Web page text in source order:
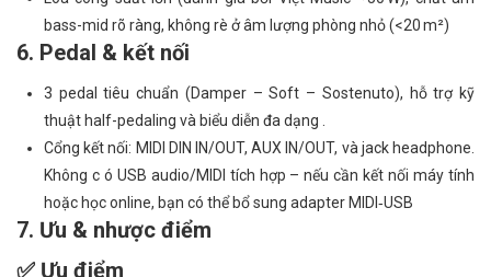
bass-mid rõ ràng, không rè ở âm lượng phòng nhỏ (<20 m²)
6. Pedal & kết nối
3 pedal tiêu chuẩn (Damper – Soft – Sostenuto), hỗ trợ kỹ
thuật half-pedaling và biểu diễn đa dạng .
Cổng kết nối: MIDI DIN IN/OUT, AUX IN/OUT, và jack headphone.
Không c ó USB audio/MIDI tích hợp – nếu cần kết nối máy tính
hoặc học online, bạn có thể bổ sung adapter MIDI‑USB
7. Ưu & nhược điểm
✅ Ưu điểm